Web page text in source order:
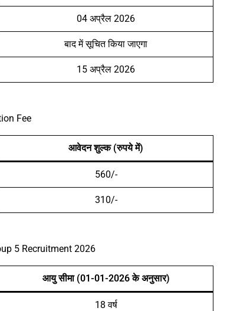
04 अप्रैल 2026
बाद में सूचित किया जाएगा
15 अप्रैल 2026
Fee
आवेदन शुल्क (रुपये में)
560/-
310/-
5 Recruitment 2026
आयु सीमा (01-01-2026 के अनुसार)
18 वर्ष